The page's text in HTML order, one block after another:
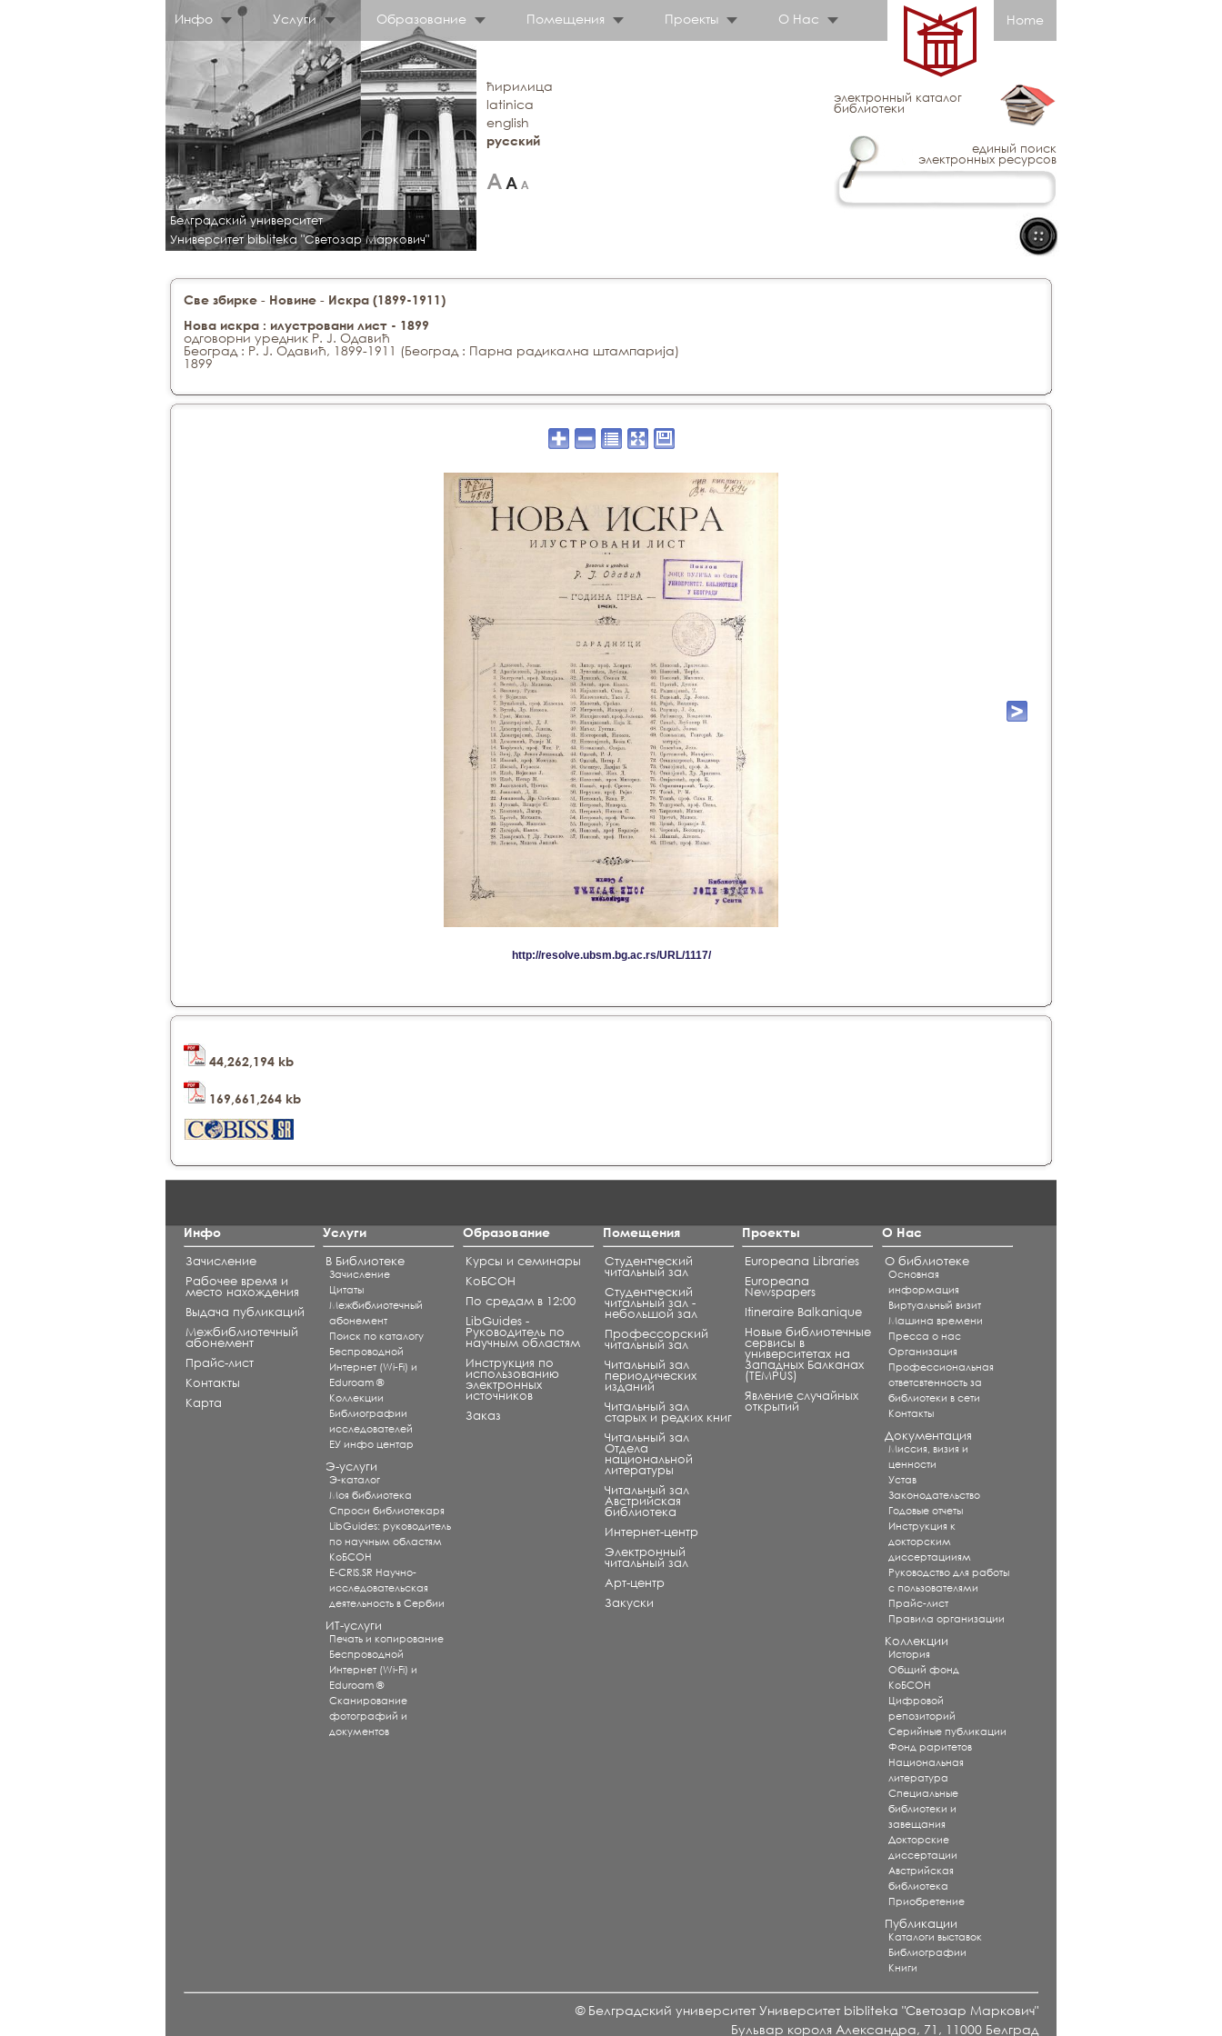
Инфо Услуги Образование Помещения Проекты О Нас Home
Белградский университет
Университет bibliteka "Светозар Маркович"
ћирилица
latinica
english
русский
электронный каталог
библиотеки
единый поиск
электронных ресурсов
Све збирке - Новине - Искра (1899-1911)
Нова искра : илустровани лист - 1899
одговорни уредник Р. Ј. Одавић
Београд : Р. Ј. Одавић, 1899-1911 (Београд : Парна радикална штампарија)
1899
44,262,194 kb
169,661,264 kb
Инфо
Зачисление
Рабочее время и
место нахождения
Выдача публикаций
Межбиблиотечный
абонемент
Прайс-лист
Контакты
Карта
Услуги
В Библиотеке
Зачисление
Цитаты
Межбиблиотечный
абонемент
Поиск по каталогу
Беспроводной
Интернет (Wi-Fi) и
Eduroam ®
Коллекции
Библиографии
исследователей
ЕУ инфо центар
Э-услуги
Э-каталог
Моя библиотека
Спроси библиотекаря
LibGuides: руководитель
по научным областям
КоБСОН
E-CRIS.SR Научно-
исследовательская
деятельность в Сербии
ИТ-услуги
Печать и копирование
Беспроводной
Интернет (Wi-Fi) и
Eduroam ®
Сканирование
фотографий и
документов
Образование
Курсы и семинары
КоБСОН
По средам в 12:00
LibGuides -
Руководитель по
научным областям
Инструкция по
использованию
электронных
источников
Заказ
Помещения
Студентческий
читальный зал
Студентческий
читальный зал -
небольшой зал
Профессорский
читальный зал
Читальный зал
периодических
изданий
Читальный зал
старых и редких книг
Читальный зал
Отдела
национальной
литературы
Читальный зал
Aвстрийская
библиотека
Интернет-центр
Электронный
читальный зал
Арт-центр
Закуски
Проекты
Europeana Libraries
Europeana
Newspapers
Itineraire Balkanique
Новые библиотечные
сервисы в
университетах на
Западных Балканах
(TEMPUS)
Явление случайных
открытий
О Нас
О библиотеке
Основная
информация
Виртуальный визит
Машина времени
Пресса о нас
Организация
Профессиональная
ответсвтенность за
библиотеки в сети
Контакты
Документация
Миссия, визия и
ценности
Устав
Законодательство
Годовые отчеты
Инструкция к
докторским
диссертацииям
Руководство для работы
с пользователями
Прайс-лист
Правила организации
Коллекции
История
Общий фонд
КоБСОН
Цифровой
репозиторий
Серийные публикации
Фонд раритетов
Национальная
литература
Специальные
библиотеки и
завещания
Докторские
диссертации
Австрийская
библиотека
Приобретение
Публикации
Каталоги выставок
Библиографии
Книги
© Белградский университет Университет bibliteka "Светозар Маркович"
Бульвар короля Александра, 71, 11000 Белград